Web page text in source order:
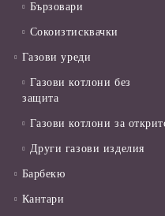
Бързовари
Сокоизтисквачки
Газови уреди
Газови котлони без
защита
Газови котлони за
Други газови изделия
Барбекю
Кантари